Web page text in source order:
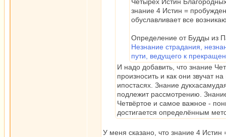
знание 4 Истин =
обуславливает все
Определение от Будды из
Незнание страдания,
пути, ведущего к
И надо добавить, что знание
произносить и как они звучат
ипостасях. Знание
подлежит рассмотрению.
Четвёртое и самое важное -
достигается определённым
У меня сказано, что знание 4